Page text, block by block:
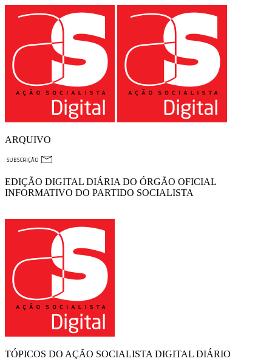
ARQUIVO
EDIÇÃO DIGITAL DIÁRIA DO ÓRGÃO OFICIAL
INFORMATIVO DO PARTIDO SOCIALISTA
TÓPICOS DO AÇÃO SOCIALISTA DIGITAL DIÁRIO